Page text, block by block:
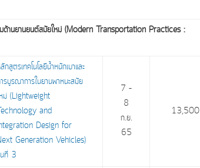
ด้านยานยนต์สมัยใหม่ (Modern Transportation Practices :
กสูตรเทคโนโลยีน้ำหนักเบาและ
รบูรณาการในยานพาหนะสมัย
ม่ (Lightweight
and
Design for
Generation Vehicles)
ที่ 3
7 –
8
ก.ย.
65
13,500